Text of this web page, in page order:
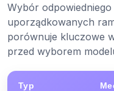
Wybór
uporządkowanych
porównuje kluczowe
przed wyborem
Typ